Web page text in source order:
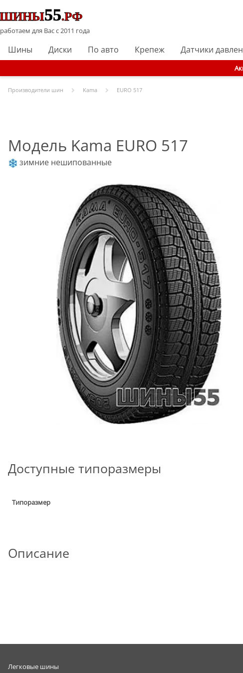
работаем для Вас с 2011 года
Шины Диски По авто Крепеж Датчики
Производители шин Kama EURO 517
Модель Kama EURO 517
зимние нешипованные
Доступные типоразмеры
Типоразмер
Описание
Легковые шины